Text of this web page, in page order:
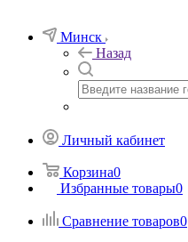
Минск
Назад
Личный кабинет
Корзина0
Избранные товары0
Сравнение товаров0